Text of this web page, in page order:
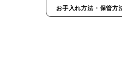
お手入れ方法・保管方